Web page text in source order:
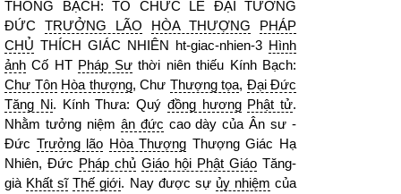
THÔNG BẠCH: TỔ CHỨC LỄ ĐẠI TƯỜNG
ĐỨC TRƯỞNG LÃO HÒA THƯỢNG
PHÁP
CHỦ THÍCH GIÁC NHIÊN ht-giac-nhien-3 Hình
ảnh Cố HT Pháp Sưthời niên thiếu Kính Bạch:
Chư Tôn Hòa thượng, Chư Thượng tọa, Đại Đức
Tăng Ni. Kính Thưa: Quý đồng hương Phật tử.
Nhằm tưởng niệm ân đức cao dày của Ân sư -
Đức Trưởng lão Hòa Thượng Thượng Giác Hạ
Nhiên, Đức Pháp chủ Giáo hội Phật Giáo Tăng-
già Khất sĩ Thế giới. Nay được sự ủy nhiệm của